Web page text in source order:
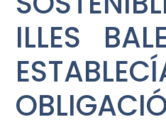
ILLES